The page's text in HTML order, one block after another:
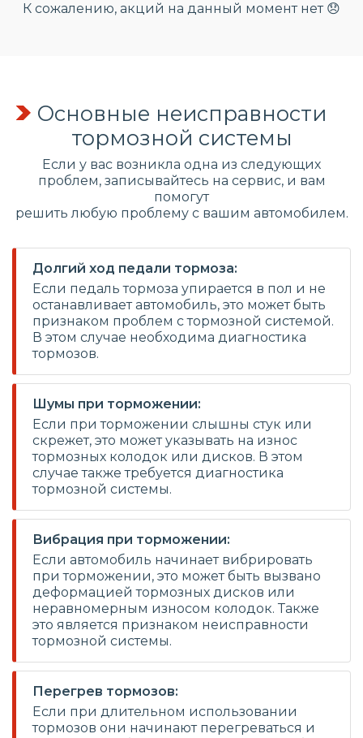
К сожалению, акций на данный момент нет 😞
Основные неисправности
тормозной системы
Если у вас возникла одна из следующих
проблем, записывайтесь на сервис, и вам
помогут
решить любую проблему с вашим автомобилем.
Долгий ход педали тормоза:
Если педаль тормоза упирается в пол и не
останавливает автомобиль, это может быть
признаком проблем с тормозной системой.
В этом случае необходима диагностика
тормозов.
Шумы при торможении:
Если при торможении слышны стук или
скрежет, это может указывать на износ
тормозных колодок или дисков. В этом
случае также требуется диагностика
тормозной системы.
Вибрация при торможении:
Если автомобиль начинает вибрировать
при торможении, это может быть вызвано
деформацией тормозных дисков или
неравномерным износом колодок. Также
это является признаком неисправности
тормозной системы.
Перегрев тормозов:
Если при длительном использовании
тормозов они начинают перегреваться и